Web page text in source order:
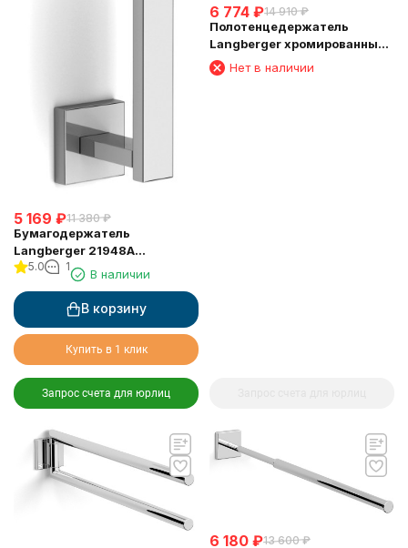
5 169 ₽11 380 ₽
Бумагодержатель
Langberger 21948A
туалетной бумаги
вертикальный
5.0 1
В наличии
В корзину
Купить в 1 клик
Запрос счета для юрлиц
6 774 ₽14 910 ₽
Полотенцедержатель
Langberger хромированный
к стене одинарный 65 см
11801A
Нет в наличии
6 180 ₽13 600 ₽